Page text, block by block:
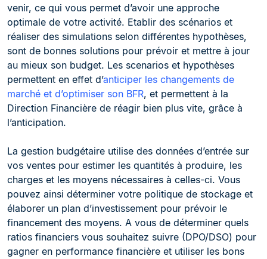
venir, ce qui vous permet d’avoir une approche
optimale de votre activité. Etablir des scénarios et
réaliser des simulations selon différentes hypothèses,
sont de bonnes solutions pour prévoir et mettre à jour
au mieux son budget. Les scenarios et hypothèses
permettent en effet d’anticiper les changements de
marché et d’optimiser son BFR, et permettent à la
Direction Financière de réagir bien plus vite, grâce à
l’anticipation.
La gestion budgétaire utilise des données d’entrée sur
vos ventes pour estimer les quantités à produire, les
charges et les moyens nécessaires à celles-ci. Vous
pouvez ainsi déterminer votre politique de stockage et
élaborer un plan d’investissement pour prévoir le
financement des moyens. A vous de déterminer quels
ratios financiers vous souhaitez suivre (DPO/DSO) pour
gagner en performance financière et utiliser les bons